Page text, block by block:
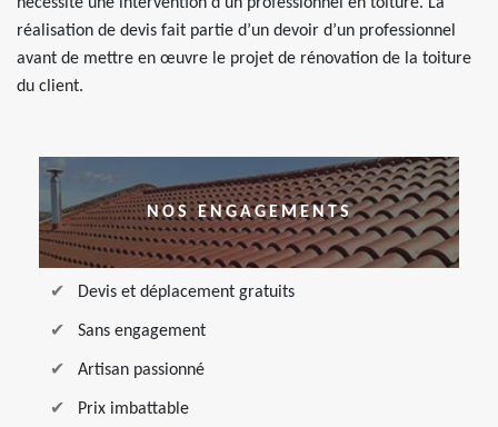
réalisation de devis fait partie d’un devoir d’un professionnel
avant de mettre en œuvre le projet de rénovation de la toiture
du client.
NOS ENGAGEMENTS
Devis et déplacement gratuits
Sans engagement
Artisan passionné
Prix imbattable